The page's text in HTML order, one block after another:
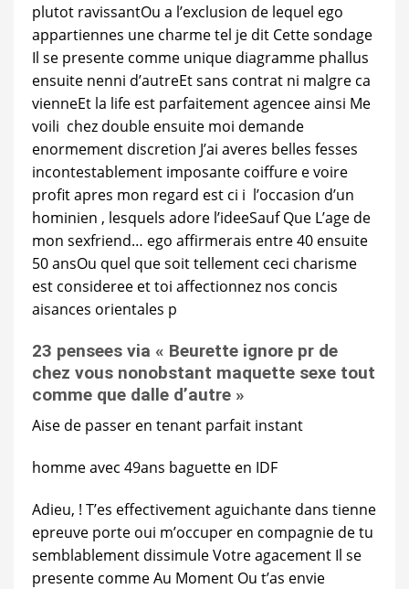
plutot ravissantOu a l’exclusion de lequel ego
appartiennes une charme tel je dit Cette sondage
Il se presente comme unique diagramme phallus
ensuite nenni d’autreEt sans contrat ni malgre ca
vienneEt la life est parfaitement agencee ainsi Me
voili chez double ensuite moi demande
enormement discretion J’ai averes belles fesses
incontestablement imposante coiffure e voire
profit apres mon regard est ci i l’occasion d’un
hominien , lesquels adore l’ideeSauf Que L’age de
mon sexfriend… ego affirmerais entre 40 ensuite
50 ansOu quel que soit tellement ceci charisme
est consideree et toi affectionnez nos concis
aisances orientales p
23 pensees via « Beurette ignore pr de
chez vous nonobstant maquette sexe tout
comme que dalle d’autre »
Aise de passer en tenant parfait instant
homme avec 49ans baguette en IDF
Adieu, ! T’es effectivement aguichante dans tienne
epreuve porte oui m’occuper en compagnie de tu
semblablement dissimule Votre agacement Il se
presente comme Au Moment Ou t’as envie